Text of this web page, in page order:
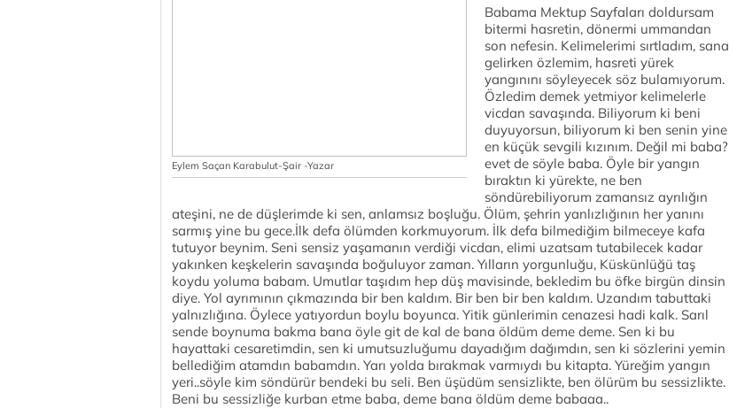
Eylem Saçan Karabulut-Şair -Yazar
Babama Mektup Sayfaları doldursam
bitermi hasretin, dönermi ummandan
son nefesin. Kelimelerimi sırtladım, sana
gelirken özlemim, hasreti yürek
yangınını söyleyecek söz bulamıyorum.
Özledim demek yetmiyor kelimelerle
vicdan savaşında. Biliyorum ki beni
duyuyorsun, biliyorum ki ben senin yine
en küçük sevgili kızınım. Değil mi baba?
evet de söyle baba. Öyle bir yangın
bıraktın ki yürekte, ne ben
söndürebiliyorum zamansız ayrılığın
ateşini, ne de düşlerimde ki sen, anlamsız boşluğu. Ölüm, şehrin yanlızlığının her yanını
sarmış yine bu gece.İlk defa ölümden korkmuyorum. İlk defa bilmediğim bilmeceye kafa
tutuyor beynim. Seni sensiz yaşamanın verdiği vicdan, elimi uzatsam tutabilecek kadar
yakınken keşkelerin savaşında boğuluyor zaman. Yılların yorgunluğu, Küskünlüğü taş
koydu yoluma babam. Umutlar taşıdım hep düş mavisinde, bekledim bu öfke birgün dinsin
diye. Yol ayrımının çıkmazında bir ben kaldım. Bir ben bir ben kaldım. Uzandım tabuttaki
yalnızlığına. Öylece yatıyordun boylu boyunca. Yitik günlerimin cenazesi hadi kalk. Sarıl
sende boynuma bakma bana öyle git de kal de bana öldüm deme deme. Sen ki bu
hayattaki cesaretimdin, sen ki umutsuzluğumu dayadığım dağımdın, sen ki sözlerini yemin
bellediğim atamdın babamdın. Yarı yolda bırakmak varmıydı bu kitapta. Yüreğim yangın
yeri..söyle kim söndürür bendeki bu seli. Ben üşüdüm sensizlikte, ben ölürüm bu sessizlikte.
Beni bu sessizliğe kurban etme baba, deme bana öldüm deme babaaa..